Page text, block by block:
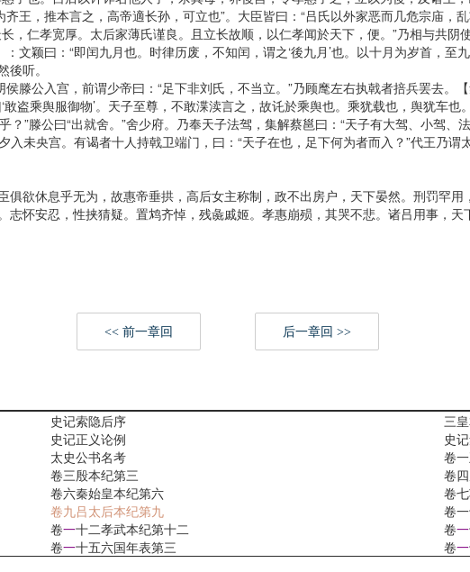
王，推本言之，高帝適长孙，可立也”。大臣皆曰：“吕氏以外家恶而几危宗庙，
，仁孝宽厚。太后家薄氏谨良。且立长故顺，以仁孝闻於天下，便。”乃相与共
文颖曰：“即闰九月也。时律历废，不知闰，谓之‘後九月’也。以十月为岁首，
听。
公入宫，前谓少帝曰：“足下非刘氏，不当立。”乃顾麾左右执戟者掊兵罢去。
盗乘舆服御物’。天子至尊，不敢渫渎言之，故讬於乘舆也。乘犹载也，舆犹车
？”滕公曰“出就舍。”舍少府。乃奉天子法驾，集解蔡邕曰：“天子有大驾、小驾
入未央宫。有谒者十人持戟卫端门，曰：“天子在也，足下何为者而入？”代王乃
休息乎无为，故惠帝垂拱，高后女主称制，政不出房户，天下晏然。刑罚罕用
安忍，性挟猜疑。置鸩齐悼，残彘戚姬。孝惠崩殒，其哭不悲。诸吕用事，天
<< 前一章回 后一章回 >>
史记索隐后序
三
史记正义论例
史
太史公书名考
卷
卷三殷本纪第三
卷
卷六秦始皇本纪第六
卷
卷九吕太后本纪第九
卷
卷一十二孝武本纪第十二 卷一
卷一十五六国年表第三 卷一